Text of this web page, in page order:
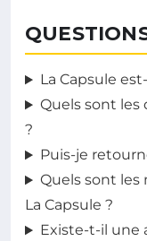
La Capsule
Quels sont les
?
Puis-je
Quels sont les
La Capsule ?
Existe-t-il une